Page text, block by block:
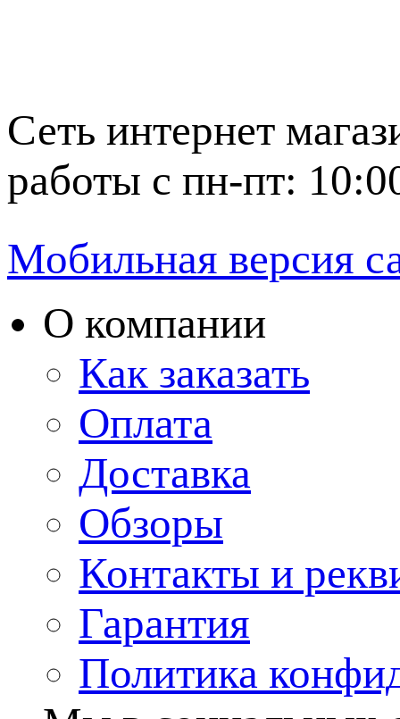
Сеть интернет
работы с пн-пт:
Мобильная версия
О компании
Как заказать
Оплата
Доставка
Обзоры
Контакты и
Гарантия
Политика